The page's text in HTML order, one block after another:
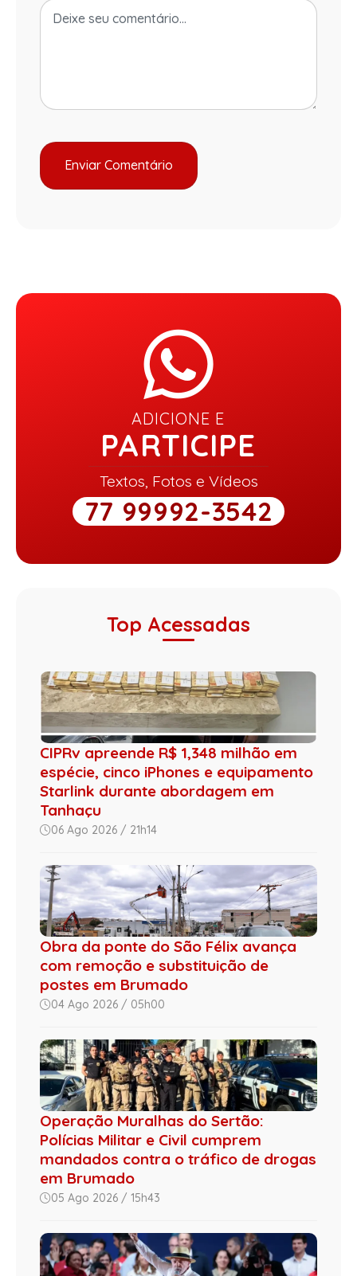
ADICIONE E
PARTICIPE
Textos, Fotos e Vídeos
77 99992-3542
Top Acessadas
CIPRv apreende R$ 1,348 milhão em
espécie, cinco iPhones e equipamento
Starlink durante abordagem em
Tanhaçu
06 Ago 2026 / 21h14
Obra da ponte do São Félix avança
com remoção e substituição de
postes em Brumado
04 Ago 2026 / 05h00
Operação Muralhas do Sertão:
Polícias Militar e Civil cumprem
mandados contra o tráfico de drogas
em Brumado
05 Ago 2026 / 15h43